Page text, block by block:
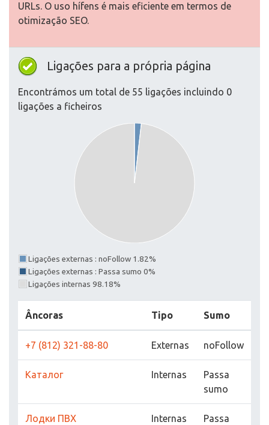
URLs. O uso hífens é mais eficiente em termos de
otimização SEO.
Ligações para a própria página
Encontrámos um total de 55 ligações incluindo 0
ligações a ficheiros
Ligações externas : noFollow 1.82%
Ligações externas : Passa sumo 0%
Ligações internas 98.18%
Âncoras Tipo Sumo
+7 (812) 321-88-80 Externas noFollow
Каталог Internas
Passa
sumo
Лодки ПВХ Internas
Passa